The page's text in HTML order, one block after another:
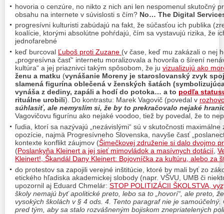
hovoria o cenzúre, no nikto z nich ani len nespomenul skutočný
obsahu na internete v súvislosti s čím? No… The Digital
progresívni kulturisti zabúdajú na fakt, že súčasťou ich publika
koalície, ktorými absolútne pohŕdajú, čím sa vystavujú rizika, že
jednofarebné
keď burcoval Ľuboš proti Zuzane (v čase, keď mu zakázali o nej
„progresívna časť“ internetu moralizovala a hovorila o šírení
kultúra“ a jej priaznivci takým spôsobom, že ju vizualizujú ako
ženu a matku (vynášanie Moreny je staroslovanský zvyk
slamená figurína oblečená v ženských šatách
vynáša z dediny, zapáli a hodí do potoka… a to podľa
rituálne urobili). Do kontrastu: Marek Vagovič (povedal v
súhlasiť, ale nemyslím si, že by to prekračovalo nejaké
Vagovičovu figurínu ako nejaké voodoo, tiež by povedal, že to
ľudia, ktorí sa nazývajú „nezávislými“ sú v skutočnosti
opozície, najmä Progresívneho Slovenska, navyše časť
kontexte konflikt záujmov (Šimečkovej združenie si dalo dvojmo
(Poslankyňa Kleinert a jej sieť mimovládok a masívnych dotácií
Kleinert!, Škandál Dany Kleinert: Bojovníčka za kultúru, alebo za
do protestov sa zapojili verejné inštitúcie, ktoré by mali byť zo
etického hľadiska akademickej slobody (napr. VŠVU, UMB či
upozornil aj Eduard Chmelár: STOP POLITIZÁCII ŠKOLSTVA,
školy nemajú byť apolitické preto, lebo sa to „hovorí“, ale preto,
vysokých školách v § 4 ods. 4. Tento paragraf nie je
pred tým, aby sa stalo rozvášneným bojiskom znepriatelených